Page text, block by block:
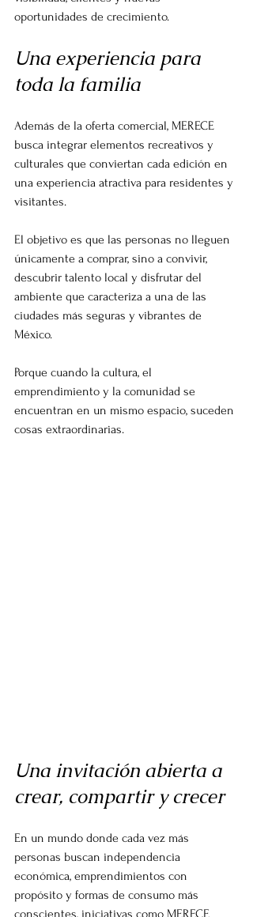
oportunidades de crecimiento.
Una experiencia para
toda la familia
Además de la oferta comercial, MERECE
busca integrar elementos recreativos y
culturales que conviertan cada edición en
una experiencia atractiva para residentes y
visitantes.
El objetivo es que las personas no lleguen
únicamente a comprar, sino a convivir,
descubrir talento local y disfrutar del
ambiente que caracteriza a una de las
ciudades más seguras y vibrantes de
México.
Porque cuando la cultura, el
emprendimiento y la comunidad se
encuentran en un mismo espacio, suceden
cosas extraordinarias.
Una invitación abierta a
crear, compartir y crecer
En un mundo donde cada vez más
personas buscan independencia
económica, emprendimientos con
propósito y formas de consumo más
conscientes, iniciativas como MERECE